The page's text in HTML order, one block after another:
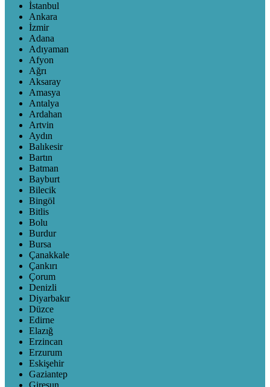
İstanbul
Ankara
İzmir
Adana
Adıyaman
Afyon
Ağrı
Aksaray
Amasya
Antalya
Ardahan
Artvin
Aydın
Balıkesir
Bartın
Batman
Bayburt
Bilecik
Bingöl
Bitlis
Bolu
Burdur
Bursa
Çanakkale
Çankırı
Çorum
Denizli
Diyarbakır
Düzce
Edirne
Elazığ
Erzincan
Erzurum
Eskişehir
Gaziantep
Giresun